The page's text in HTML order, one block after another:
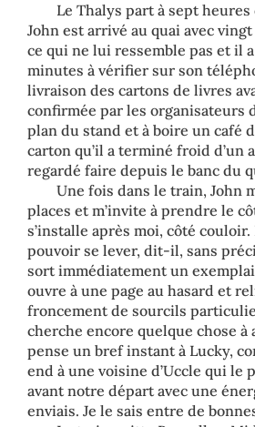
Le Thalys part à sept
John est arrivé au quai avec vingt
ce qui ne lui ressemble pas et il
minutes à vérifier sur son
livraison des cartons de livres
confirmée par les organisateurs
plan du stand et à boire un café
carton qu’il a terminé froid d’un
regardé faire depuis le banc du
Une fois dans le train, John
places et m’invite à prendre le
s’installe après moi, côté
pouvoir se lever, dit-il, sans
sort immédiatement un
ouvre à une page au hasard et
froncement de sourcils
cherche encore quelque chose à
pense un bref instant à Lucky,
end à une voisine d’Uccle qui le
avant notre départ avec une
enviais. Je le sais entre de